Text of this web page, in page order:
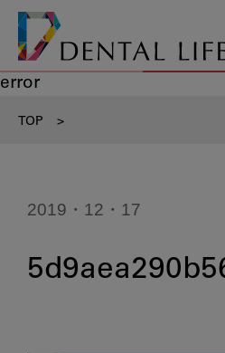
error
TOP >
2019・12・17